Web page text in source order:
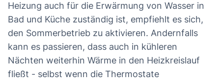
Heizung auch für die Erwärmung von Wasser in
Bad und Küche zuständig ist, empfiehlt es sich,
den Sommerbetrieb zu aktivieren. Andernfalls
kann es passieren, dass auch in kühleren
Nächten weiterhin Wärme in den Heizkreislauf
fließt - selbst wenn die Thermostate